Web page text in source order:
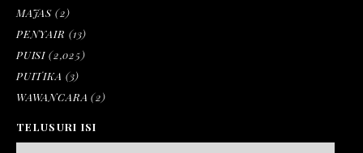
MAJAS (2)
PENYAIR (13)
PUISI (2,025)
PUITIKA (3)
WAWANCARA (2)
TELUSURI ISI